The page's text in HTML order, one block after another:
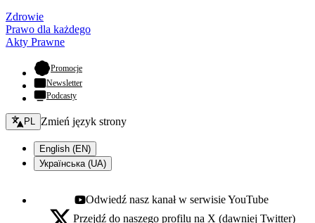
Zdrowie
Prawo dla każdego
Akty Prawne
Promocje- otwiera się w nowej karcie
Newsletter
Podcasty
Zmień język - bieżący:
PL Zmień język strony
English (EN)
Українська (UA)
Youtube - otwiera się w nowej karcie
Odwiedź nasz kanał w serwisie YouTube
Przejdź do naszego profilu na X (dawniej Twitter)